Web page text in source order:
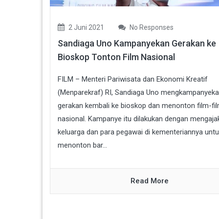
2 Juni 2021 No Responses
Sandiaga Uno Kampanyekan Gerakan ke
Bioskop Tonton Film Nasional
FILM – Menteri Pariwisata dan Ekonomi Kreatif
(Menparekraf) RI, Sandiaga Uno
gerakan kembali ke bioskop dan menonton film-
nasional. Kampanye itu dilakukan dengan
keluarga dan para pegawai di kementeriannya
menonton bar...
Read More